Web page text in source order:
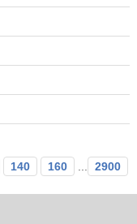
140 160 ... 2900